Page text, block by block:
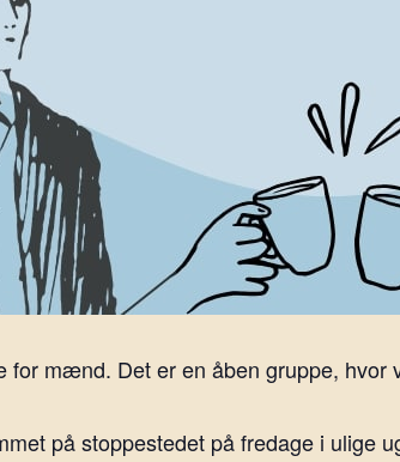
for mænd. Det er en åben gruppe, hvor
på stoppestedet på fredage i ulige